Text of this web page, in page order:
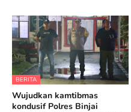
BERITA
Wujudkan kamtibmas
kondusif Polres Binjai